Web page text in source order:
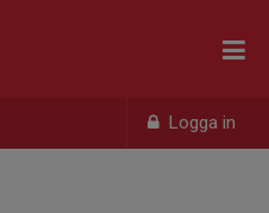
Logga in